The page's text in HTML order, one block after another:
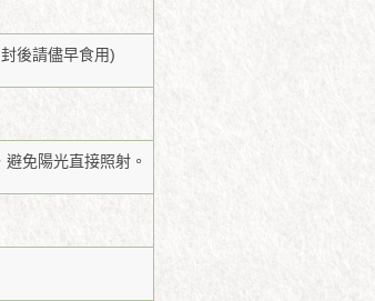
後請儘早食用)
免陽光直接照射。